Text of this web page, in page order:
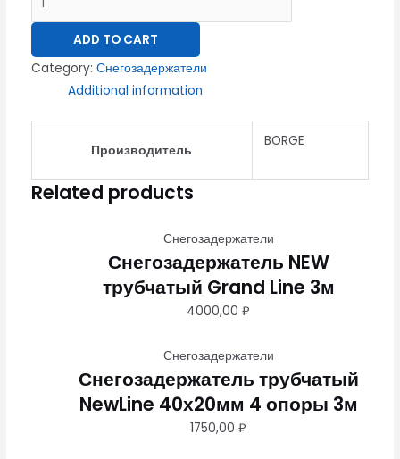
ADD TO CART
Category: Снегозадержатели
Additional information
Производитель
BORGE
Related products
Снегозадержатели
Снегозадержатель NEW
трубчатый Grand Line 3м
4000,00₽
Снегозадержатели
Снегозадержатель трубчатый
NewLine 40х20мм 4 опоры 3м
1750,00₽